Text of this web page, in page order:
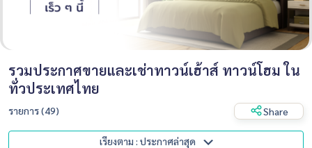
รวมประกาศขายและเช่าทาวน์เฮ้าส์ ทาวน์โฮม ใน
ทั่วประเทศไทย
รายการ (49) Share
เรียงตาม : ประกาศล่าสุด